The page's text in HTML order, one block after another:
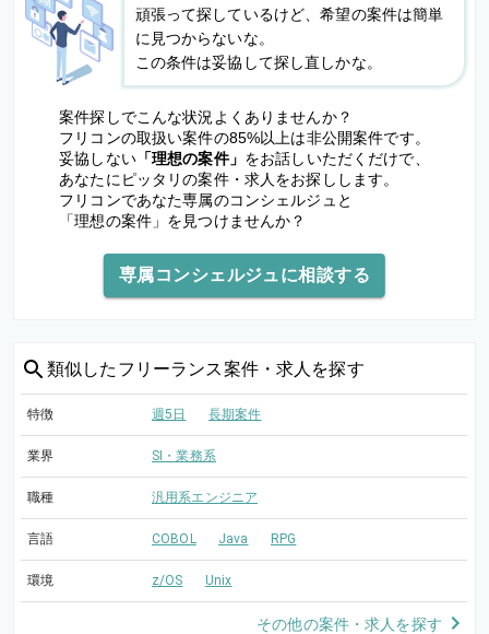
頑張って探しているけど、希望の案件は簡単
に見つからないな。
この条件は妥協して探し直しかな。
案件探しでこんな状況よくありませんか？
フリコンの取扱い案件の85%以上は非公開案件です。
妥協しない「理想の案件」 をお話しいただくだけで、
あなたにピッタリの案件・求人をお探しします。
フリコンであなた専属のコンシェルジュと
「理想の案件」を見つけませんか？
専属コンシェルジュに相談する
類似した フリーランス案件・求人を探す
特徴 週5日 長期案件
業界 SI・業務系
職種 汎用系エンジニア
言語 COBOL Java RPG
環境 z/OS Unix
その他の案件・求人を探す